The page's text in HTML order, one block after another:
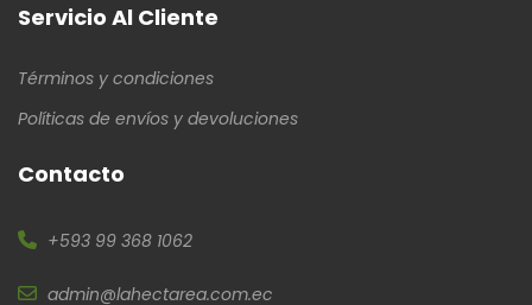
Servicio Al Cliente
Términos y condiciones
Políticas de envíos y devoluciones
Contacto
+593 99 368 1062
admin@lahectarea.com.ec